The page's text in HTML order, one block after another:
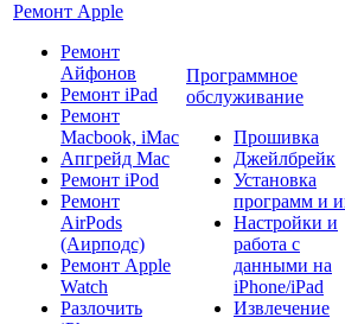
Ремонт Apple
Ремонт
Айфонов
Ремонт iPad
Ремонт
Macbook, iMac
Апгрейд Mac
Ремонт iPod
Ремонт
AirPods
(Аирподс)
Ремонт Apple
Watch
Разлочить
Программное
обслуживание
Прошивка
Джейлбрейк
Установка
программ и
Настройки и
работа с
данными на
iPhone/iPad
Извлечение